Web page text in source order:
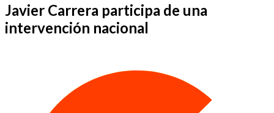
Javier Carrera participa de una
intervención nacional